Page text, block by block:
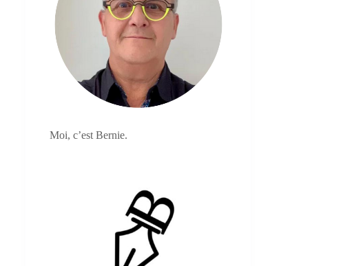
Moi, c’est Bernie.